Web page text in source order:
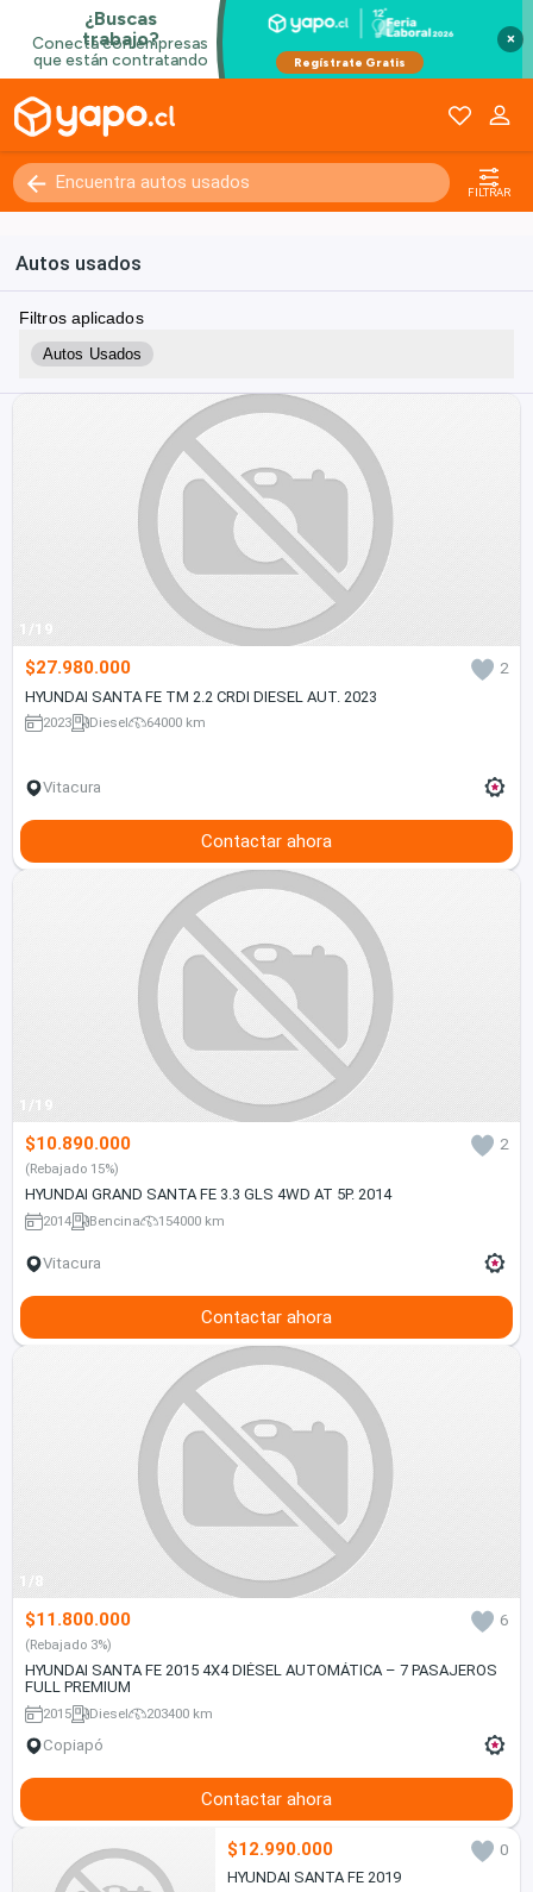
×
FILTRAR
Autos usados
Filtros aplicados
Autos Usados
1/19
$27.980.000
2
HYUNDAI SANTA FE TM 2.2 CRDI DIESEL AUT. 2023
2023 Diesel 64000 km
Vitacura
Contactar ahora
1/19
$10.890.000 2
(Rebajado 15%)
HYUNDAI GRAND SANTA FE 3.3 GLS 4WD AT 5P. 2014
2014 Bencina 154000 km
Vitacura
Contactar ahora
1/8
$11.800.000 6
(Rebajado 3%)
HYUNDAI SANTA FE 2015 4X4 DIÉSEL AUTOMÁTICA – 7 PASAJEROS
FULL PREMIUM
2015 Diesel 203400 km
Copiapó
Contactar ahora
$12.990.000
0
HYUNDAI SANTA FE 2019